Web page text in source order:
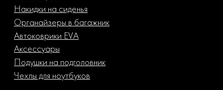
Накидки на сиденья
Органайзеры в багажник
Автоковрики EVA
Аксессуары
Подушки на подголовник
Чехлы для ноутбуков